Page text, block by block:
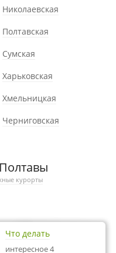
Николаевская
Полтавская
Сумская
Харьковская
Хмельницкая
Черниговская
курорты
Что делать
интересное 4